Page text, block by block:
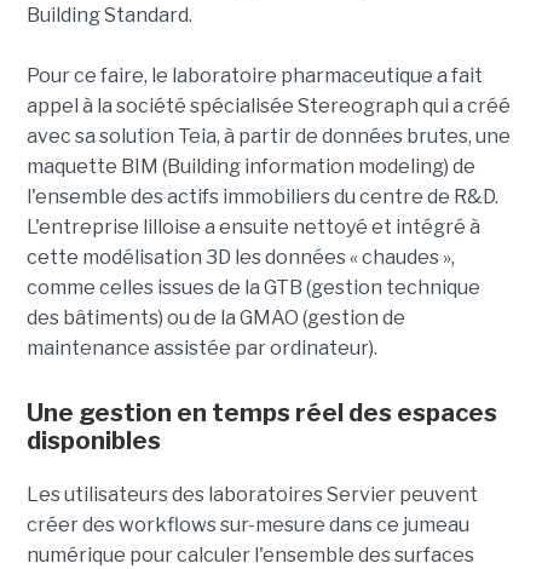
Building Standard.
Pour ce faire, le laboratoire pharmaceutique a fait
appel à la société spécialisée Stereograph qui a créé
avec sa solution Teia, à partir de données brutes, une
maquette BIM (Building information modeling) de
l'ensemble des actifs immobiliers du centre de R&D.
L'entreprise lilloise a ensuite nettoyé et intégré à
cette modélisation 3D les données « chaudes »,
comme celles issues de la GTB (gestion technique
des bâtiments) ou de la GMAO (gestion de
maintenance assistée par ordinateur).
Une gestion en temps réel des espaces
disponibles
Les utilisateurs des laboratoires Servier peuvent
créer des workflows sur-mesure dans ce jumeau
numérique pour calculer l'ensemble des surfaces